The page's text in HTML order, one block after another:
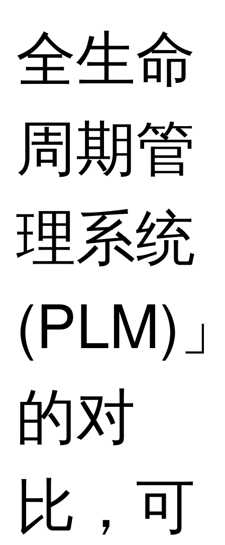
全生命
周期管
理系统
(PLM)
的对
比，可